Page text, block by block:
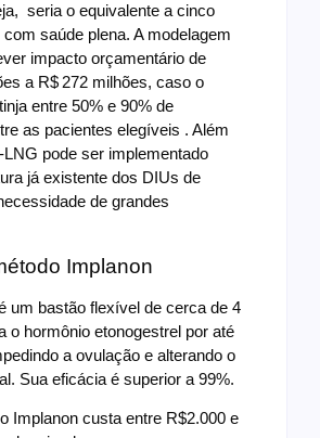
seria o equivalente a cinco
saúde plena. A modelagem
impacto orçamentário de
a R$ 272 milhões, caso o
entre 50% e 90% de
as pacientes elegíveis . Além
pode ser implementado
já existente dos DIUs de
de grandes
Implanon
um bastão flexível de cerca de 4
o hormônio etonogestrel por até
a ovulação e alterando o
Sua eficácia é superior a 99%.
Implanon custa entre R$2.000 e